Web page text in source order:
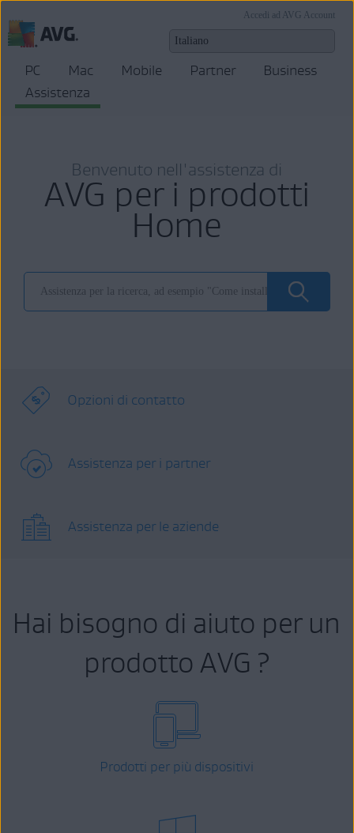
Accedi ad AVG Account
PC Mac Mobile Partner
Business
Assistenza
Benvenuto nell'assistenza di
AVG per i prodotti
Home
Opzioni di contatto
Assistenza per i partner
Assistenza per le aziende
Hai bisogno di aiuto per un
prodotto AVG ?
Prodotti per più dispositivi